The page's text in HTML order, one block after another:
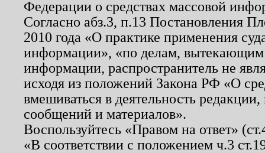
Федерации о средствах массовой
Согласно абз.3, п.13 Постановления
2010 года «О практике применения
информации», «по делам, вытекающим
информации, распространитель не
исходя из положений Закона РФ «О
вмешиваться в деятельность
сообщений и материалов».
Воспользуйтесь «Правом на ответ»
«В соответствии с положением ч.3